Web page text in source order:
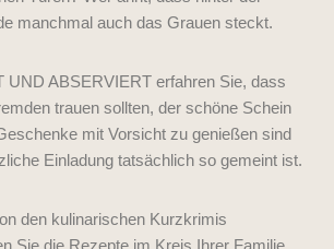
manchmal auch das Grauen steckt.
UND ABSERVIERT erfahren Sie, dass
trauen sollten, der schöne Schein
mit Vorsicht zu genießen sind
Einladung tatsächlich so gemeint ist.
den kulinarischen Kurzkrimis
Sie die Rezepte im Kreis Ihrer Familie